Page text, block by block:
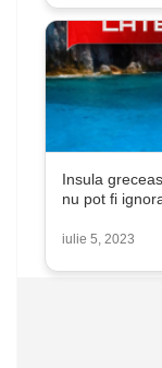
Insula
nu pot fi
iulie 5, 2023